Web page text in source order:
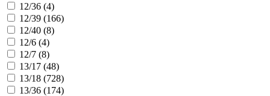
12/36 (4)
12/39 (166)
12/40 (8)
12/6 (4)
12/7 (8)
13/17 (48)
13/18 (728)
13/36 (174)